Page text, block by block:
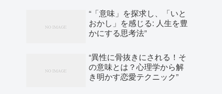
“「意味」を探求し、「いと
おかし」を感じる: 人生を豊
かにする思考法”
“異性に骨抜きにされる！そ
の意味とは？心理学から解
き明かす恋愛テクニック”